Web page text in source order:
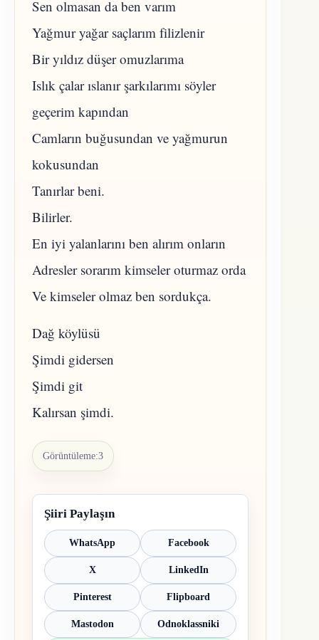
Sen olmasan da ben varım
Yağmur yağar saçlarım filizlenir
Bir yıldız düşer omuzlarıma
Islık çalar ıslanır şarkılarımı söyler
geçerim kapından
Camların buğusundan ve yağmurun
kokusundan
Tanırlar beni.
Bilirler.
En iyi yalanlarını ben alırım onların
Adresler sorarım kimseler oturmaz orda
Ve kimseler olmaz ben sordukça.
Dağ köylüsü
Şimdi gidersen
Şimdi git
Kalırsan şimdi.
Görüntüleme:3
Şiiri Paylaşın
WhatsApp Facebook
X LinkedIn
Pinterest Flipboard
Mastodon Odnoklassniki